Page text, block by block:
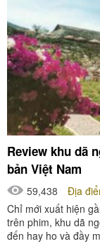
Review khu dã
bản Việt Nam
59,438
Địa
Chỉ mới xuất hiện
trên phim, khu dã
đến hay ho và đầy